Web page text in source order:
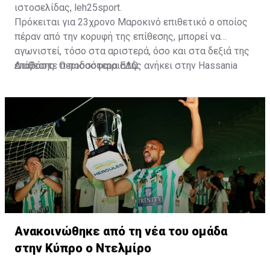
ιστοσελίδας, leh25sport.
Πρόκειται για 23χρονο Μαροκινό επιθετικό ο οποίος
πέραν από την κορυφή της επίθεσης, μπορεί να
αγωνιστεί, τόσο στα αριστερά, όσο και στα δεξιά της
επίθεσης. Ο ποδοσφαιριστής ανήκει στην Hassania
2026.
Διαβάστε περισσότεραΕΔΩ.
Ανακοινώθηκε από τη νέα του ομάδα
στην Κύπρο ο Ντελμίρο